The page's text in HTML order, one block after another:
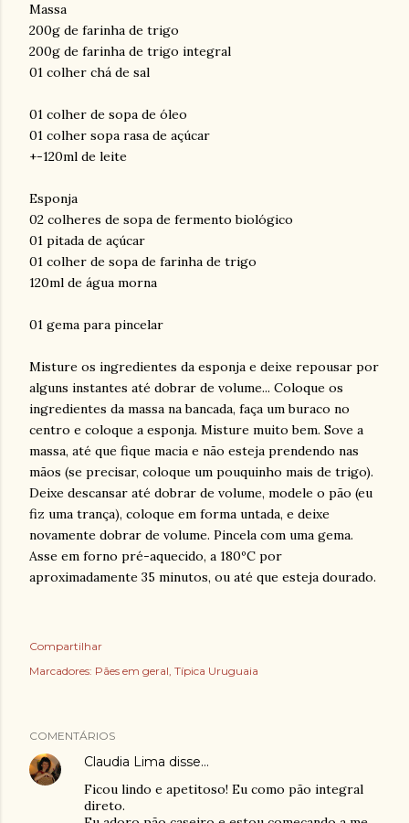
Massa
200g de farinha de trigo
200g de farinha de trigo integral
01 colher chá de sal
01 colher de sopa de óleo
01 colher sopa rasa de açúcar
+-120ml de leite
Esponja
02 colheres de sopa de fermento biológico
01 pitada de açúcar
01 colher de sopa de farinha de trigo
120ml de água morna
01 gema para pincelar
Misture os ingredientes da esponja e deixe repousar por
alguns instantes até dobrar de volume... Coloque os
ingredientes da massa na bancada, faça um buraco no
centro e coloque a esponja. Misture muito bem. Sove a
massa, até que fique macia e não esteja prendendo nas
mãos (se precisar, coloque um pouquinho mais de trigo).
Deixe descansar até dobrar de volume, modele o pão (eu
fiz uma trança), coloque em forma untada, e deixe
novamente dobrar de volume. Pincela com uma gema.
Asse em forno pré-aquecido, a 180ºC por
aproximadamente 35 minutos, ou até que esteja dourado.
Compartilhar
Marcadores: Pães em geral Típica Uruguaia
COMENTÁRIOS
Claudia Lima disse…
Ficou lindo e apetitoso! Eu como pão integral
direto.